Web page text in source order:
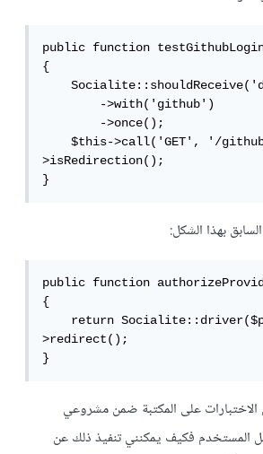
public function
{
    Socialite::shouldReceive('driver')
        ->with('github')
        ->once();
    $this->call('GET', '/github/authorize')-
>isRedirection();
}
بهذا الشكل:
public function
{
    return Socialite::driver($provider)-
>redirect();
}
على المكتبة ضمن مشروعي
المستخدم فكيف يمكنني تنفيذ ذلك عن